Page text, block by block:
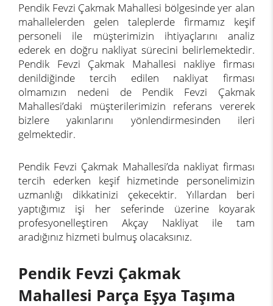
Pendik Fevzi Çakmak Mahallesi bölgesinde yer alan
mahallelerden gelen taleplerde firmamız keşif
personeli ile müşterimizin ihtiyaçlarını analiz
ederek en doğru nakliyat sürecini belirlemektedir.
Pendik Fevzi Çakmak Mahallesi nakliye firması
denildiğinde tercih edilen nakliyat firması
olmamızın nedeni de Pendik Fevzi Çakmak
Mahallesi’daki müşterilerimizin referans vererek
bizlere yakınlarını yönlendirmesinden ileri
gelmektedir.
Pendik Fevzi Çakmak Mahallesi’da nakliyat firması
tercih ederken keşif hizmetinde personelimizin
uzmanlığı dikkatinizi çekecektir. Yıllardan beri
yaptığımız işi her seferinde üzerine koyarak
profesyonelleştiren Akçay Nakliyat ile tam
aradığınız hizmeti bulmuş olacaksınız.
Pendik Fevzi Çakmak
Mahallesi Parça Eşya Taşıma